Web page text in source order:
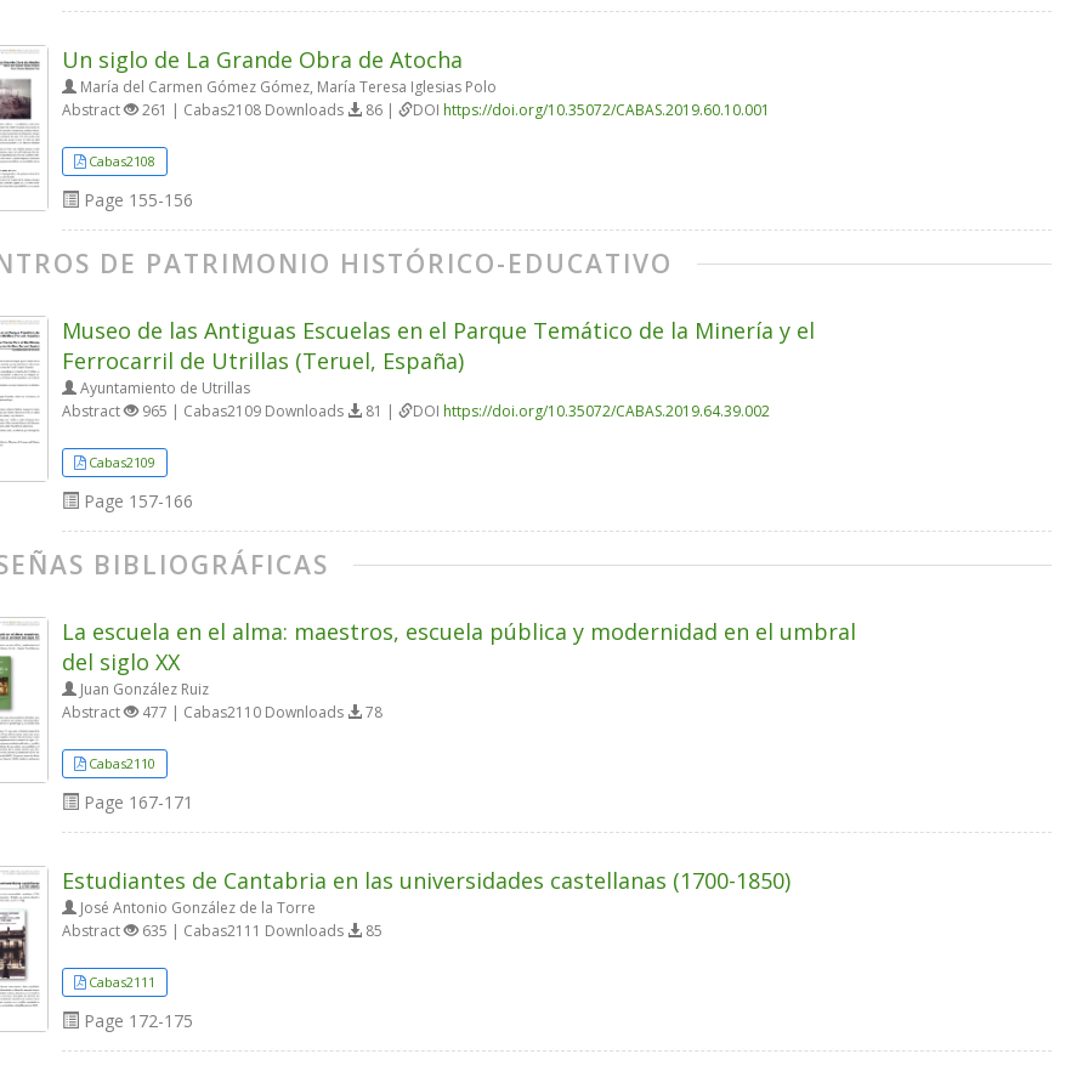
Un siglo de La Grande Obra de Atocha
María del Carmen Gómez Gómez, María Teresa Iglesias Polo
Abstract
261 | Cabas2108 Downloads 86 | DOI https://doi.org/10.35072/CABAS.2019.60.10.001
Cabas2108
Page 155-156
DE PATRIMONIO HISTÓRICO-EDUCATIVO
Museo de las Antiguas Escuelas en el Parque Temático de la Minería y el
Ferrocarril de Utrillas (Teruel, España)
Ayuntamiento de Utrillas
Abstract
965 | Cabas2109 Downloads 81 | DOI https://doi.org/10.35072/CABAS.2019.64.39.002
Cabas2109
Page 157-166
BIBLIOGRÁFICAS
La escuela en el alma: maestros, escuela pública y modernidad en el umbral
del siglo XX
Juan González Ruiz
Abstract
477 | Cabas2110 Downloads 78
Cabas2110
Page 167-171
Estudiantes de Cantabria en las universidades castellanas (1700-1850)
José Antonio González de la Torre
Abstract
635 | Cabas2111 Downloads 85
Cabas2111
Page 172-175